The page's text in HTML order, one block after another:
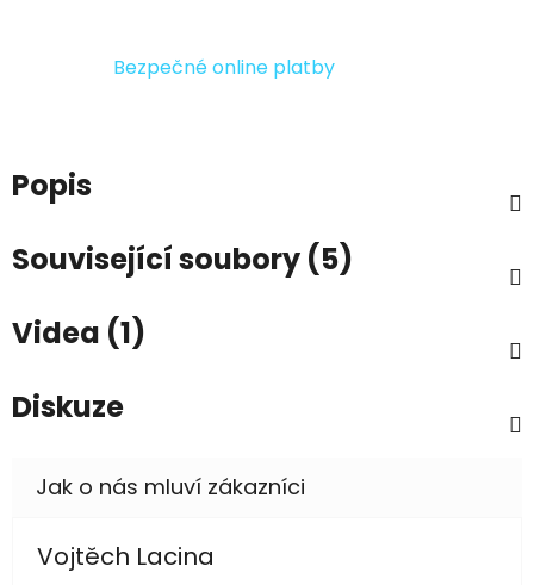
Bezpečné online platby
Popis
Související soubory (5)
Videa (1)
Diskuze
Vojtěch Lacina